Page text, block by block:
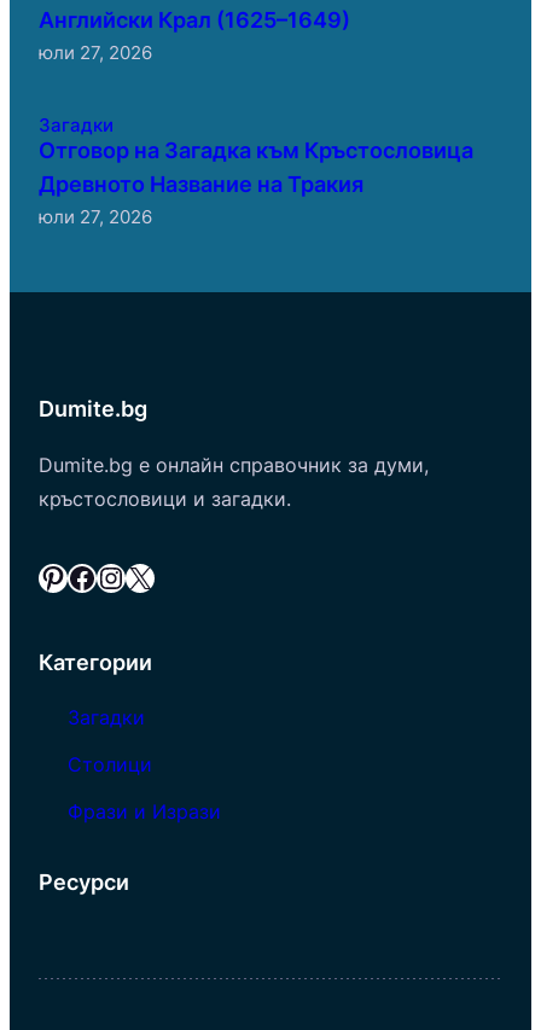
Английски Крал (1625–1649)
юли 27, 2026
Загадки
Отговор на Загадка към Кръстословица
Древното Название на Тракия
юли 27, 2026
Dumite.bg
Dumite.bg е онлайн справочник за думи,
кръстословици и загадки.
Pinterest Facebook InstagramX
Категории
Загадки
Столици
Фрази и Изрази
Ресурси